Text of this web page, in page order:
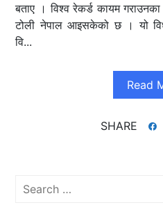
बताए । विश्व रेकर्ड कायम
टोली नेपाल आइसकेको छ । यो
वि...
Read
SHARE
Search